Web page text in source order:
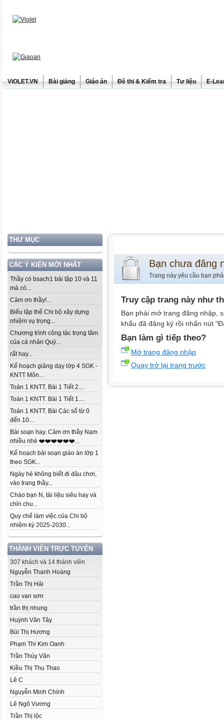
ViOLET.VN Bài giảng Giáo án Đề thi & Kiểm tra Tư liệu E-
THƯ MỤC
CÁC Ý KIẾN MỚI NHẤT
Thầy có bsach1 bài tập 10 và 11
mà có...
Cảm ơn thầy!...
Biểu tập thể Chi bộ xây dựng
nhiệm vụ trọng...
Chương trình công tác trọng tâm
của cá nhân Quý...
rất hay...
Kế hoạch giảng dạy lớp 4 SGK -
KNTT Môn...
Toán 1 KNTT. Bài 1 Tiết 2....
Toán 1 KNTT. Bài 1 Tiết 1....
Toán 1 KNTT. Bài Các số từ 0
đến 10...
Bài soạn hay. Cảm ơn thầy Nam
nhiều nhé ❤️❤️❤️❤️❤️❤️...
Kế hoạch bài soạn giáo án lớp 1
theo SGK...
Ngày hè không biết đi đâu chơi,
vào trang thầy...
Chào bạn N, tài liệu siêu hay và
chỉn chu...
Quy chế làm việc của Chi bộ
nhiệm kỳ 2025-2030...
THÀNH VIÊN TRỰC TUYẾN
307 khách và 14 thành viên
Nguyễn Thanh Hoàng
Trần Thị Hải
cao van sơn
trần thị nhung
Huỳnh Văn Tây
Bùi Thị Hương
Phạm Thi Kim Oanh
Trần Thùy Vân
Kiều Thị Thu Thao
Lê C
Nguyễn Minh Chính
Lê Ngô Vương
Trần Thị lộc
Bạn chưa đăng
Trang này yêu cầu bạn
Truy cập trang này như
Bạn phải mở trang đăng nhập,
khẩu đã đăng ký rồi nhấn nút
Bạn làm gì tiếp theo?
Mở trang đăng nhập
Quay trở lại trang trước